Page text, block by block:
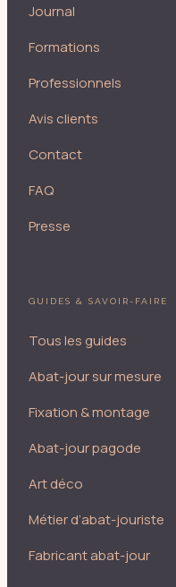
Journal
Formations
Professionnels
Avis clients
Contact
FAQ
Presse
GUIDES & SAVOIR-FAIRE
Tous les guides
Abat-jour sur mesure
Fixation & montage
Abat-jour pagode
Art déco
Métier d’abat-jouriste
Fabricant abat-jour